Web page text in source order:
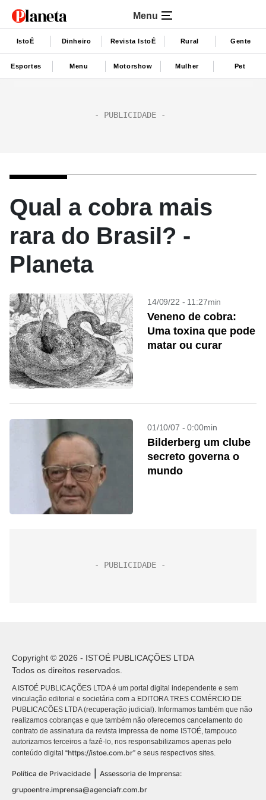
Menu
IstoÉ Dinheiro Revista IstoÉ Rural Gente
Esportes Menu Motorshow Mulher Pet
Qual a cobra mais
rara do Brasil? -
Planeta
14/09/22 - 11:27min
Veneno de cobra:
Uma toxina que pode
matar ou curar
01/10/07 - 0:00min
Bilderberg um clube
secreto governa o
mundo
Copyright © 2026 - ISTOÉ PUBLICAÇÕES LTDA
Todos os direitos reservados.
A ISTOÉ PUBLICAÇÕES LTDA é um portal digital independente e sem
vinculação editorial e societária com a EDITORA TRES COMÉRCIO DE
PUBLICACÕES LTDA (recuperação judicial). Informamos também que não
realizamos cobranças e que também não oferecemos cancelamento do
contrato de assinatura da revista impressa de nome ISTOÉ, tampouco
autorizamos terceiros a fazê-lo, nos responsabilizamos apenas pelo
conteúdo digital “https://istoe.com.br” e seus respectivos sites.
Política de Privacidade
Assessoria de Imprensa:
grupoentre.imprensa@agenciafr.com.br